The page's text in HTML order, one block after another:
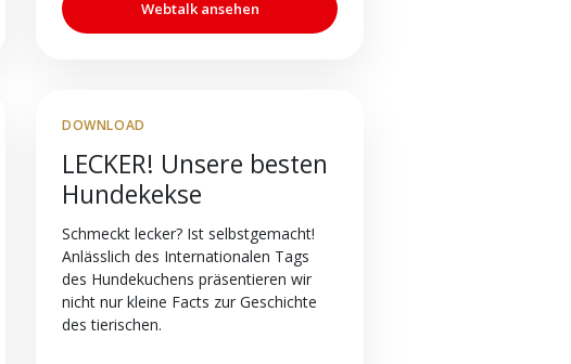
Webtalk ansehen
DOWNLOAD
LECKER! Unsere besten
Hundekekse
Schmeckt lecker? Ist selbstgemacht!
Anlässlich des Internationalen Tags
des Hundekuchens präsentieren wir
nicht nur kleine Facts zur Geschichte
des tierischen.